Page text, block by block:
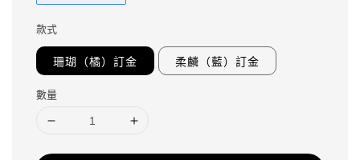
款式
珊瑚（橘）訂金 柔麟（藍）訂金
數量